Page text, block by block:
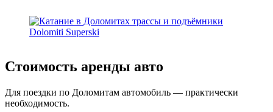
Стоимость аренды авто
Для поездки по Доломитам автомобиль — практически
необходимость.